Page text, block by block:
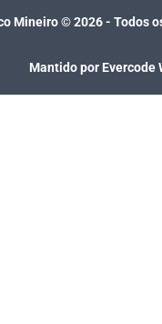
Mineiro ©2026- Todos
Mantido por Evercode